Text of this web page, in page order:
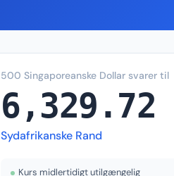
500 Singaporeanske Dollar svarer til
6,329.72
Sydafrikanske Rand
Kurs midlertidigt utilgængelig